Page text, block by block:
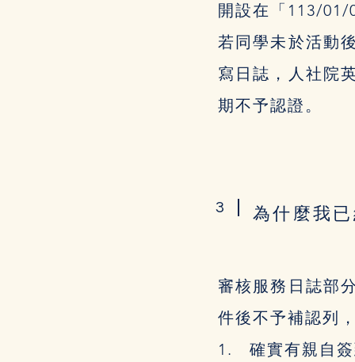
開設在「113/01/
若同學未於活動
寫日誌，人社院
期不予認證。
3 為什麼我
審核服務日誌部
件後不予補認列
1. 確實有親自